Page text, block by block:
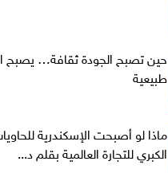
حين تصبح الجودة ثقافة… يصبح
طبيعية
ماذا لو أصبحت الإسكندرية
الكبري للتجارة العالمية بقلم د...